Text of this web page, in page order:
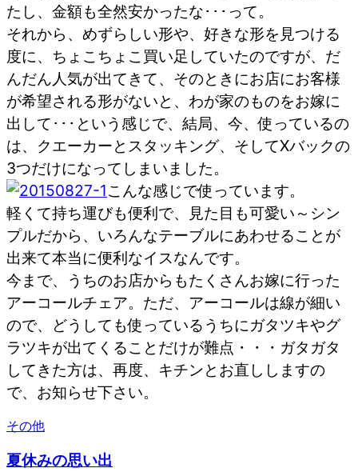
たし、金額も全然安かったな･･･って。
それから、めずらしい形や、好きな形を見つける
度に、ちょこちょこ買い足していたのですが、だ
んだん人気が出てきて、そのときにお店にお客様
が希望される形がないと、わが家のものをお嫁に
出して･･･という感じで、結局、今、使っているの
は、クエーカーとスタッキング、そしてXバックの
3つだけになってしまいました。
こんな感じで使っています。
軽くて持ち運びも便利で、見た目も可愛い～シン
プルだから、いろんなテーブルにあわせることが
出来て本当に便利なイスなんです。
今まで、うちのお店からもたくさんお嫁に行った
アーコールチェア。ただ、アーコールは線が細い
ので、どうしても使っているうちにガタツキやグ
ラツキが出てくることだけが難点・・・ガタガタ
してきた方は、再度、キチンとお直ししますの
で、お知らせ下さい。
その他
夏休みの思い出